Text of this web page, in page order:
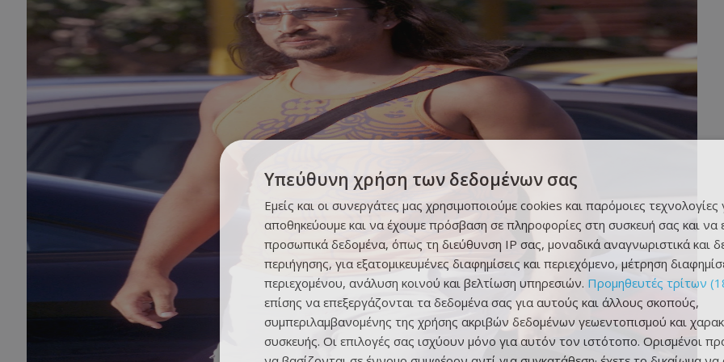
Υπεύθυνη χρήση των δεδομένων σας
Εμείς και οι συνεργάτες μας χρησιμοποιούμε cookies και παρόμοιες τεχνολογίες
αποθηκεύουμε και να έχουμε πρόσβαση σε πληροφορίες στη συσκευή σας και να
προσωπικά δεδομένα, όπως τη διεύθυνση IP σας, μοναδικά αναγνωριστικά και
περιήγησης, για εξατομικευμένες διαφημίσεις και περιεχόμενο, μέτρηση
περιεχομένου, ανάλυση κοινού και βελτίωση υπηρεσιών. Προμηθευτές τρίτων
επίσης να επεξεργάζονται τα δεδομένα σας για αυτούς και άλλους σκοπούς,
συμπεριλαμβανομένης της χρήσης ακριβών δεδομένων γεωεντοπισμού και
συσκευής. Οι επιλογές σας ισχύουν μόνο για αυτόν τον ιστότοπο. Ορισμένοι